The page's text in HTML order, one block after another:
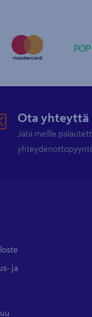
Ota yhteyttä
Jätä meille
ja